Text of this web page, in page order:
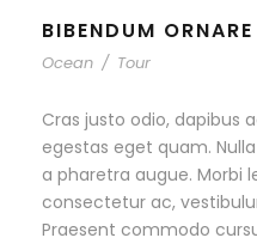
BIBENDUM
Ocean / Tour
Cras justo odio, dapibus
egestas eget quam.
a pharetra augue. Morbi
consectetur ac,
Praesent commodo